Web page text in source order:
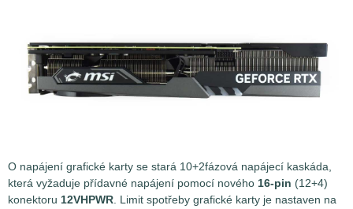
O napájení grafické karty se stará 10+2fázová napájecí kaskáda,
která vyžaduje přídavné napájení pomocí nového 16-pin (12+4)
konektoru 12VHPWR . Limit spotřeby grafické karty je nastaven na